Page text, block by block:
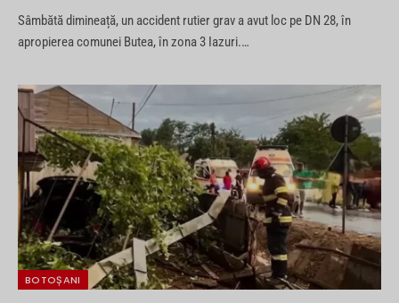
Sâmbătă dimineață, un accident rutier grav a avut loc pe DN 28, în
apropierea comunei Butea, în zona 3 Iazuri.…
BOTOȘANI